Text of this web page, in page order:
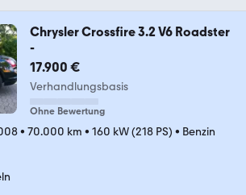
Chrysler Crossfire 3.2 V6 Roadster
-
17.900 €
Verhandlungsbasis
Ohne Bewertung
• 70.000 km • 160 kW (218 PS) • Benzin